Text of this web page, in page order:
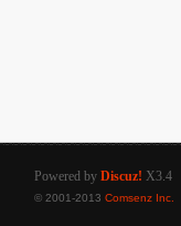
Powered by Discuz! X3.4
© 2001-2013 Comsenz Inc.